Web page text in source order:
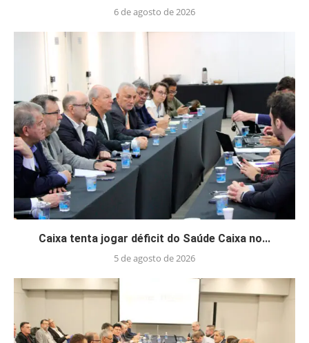
6 de agosto de 2026
Caixa tenta jogar déficit do Saúde Caixa no...
5 de agosto de 2026